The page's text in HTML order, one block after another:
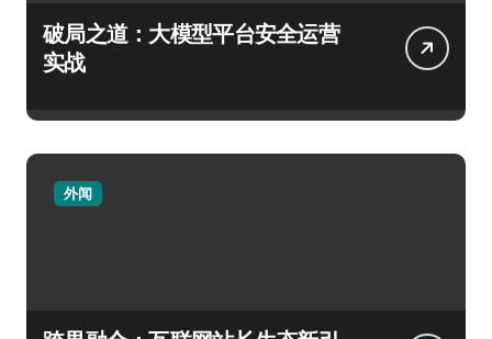
破局之道：大模型平台安全运营
实战
外闻